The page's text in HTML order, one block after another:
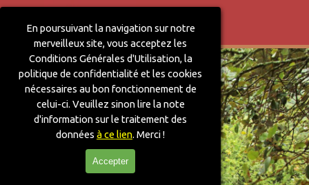
En poursuivant la navigation sur notre
merveilleux site, vous acceptez les
Conditions Générales d'Utilisation, la
politique de confidentialité et les cookies
nécessaires au bon fonctionnement de
celui-ci. Veuillez sinon lire la note
d'information sur le traitement des
données à ce lien. Merci !
Accepter
Aller au contenu Sauter le menu